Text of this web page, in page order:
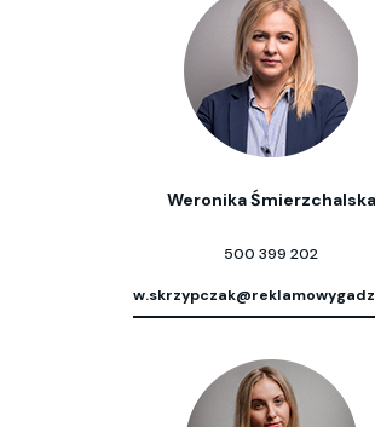
Weronika Śmierzchalska
500 399 202